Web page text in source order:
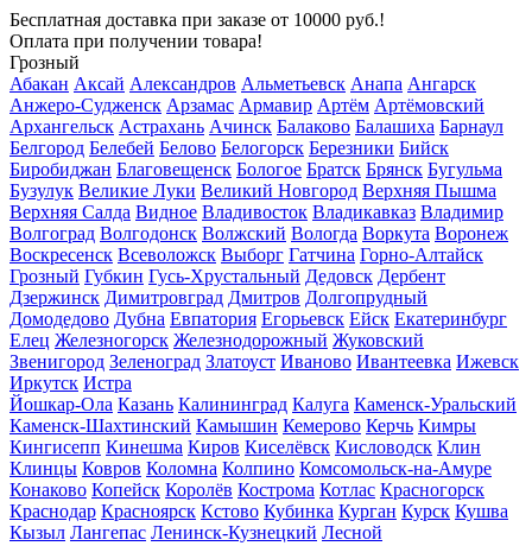
Бесплатная доставка при заказе от 10000 руб.!
Оплата при получении товара!
Грозный
Абакан Аксай Александров Альметьевск Анапа Ангарск
Анжеро-Судженск Арзамас Армавир Артём Артёмовский
Архангельск Астрахань Ачинск Балаково Балашиха Барнаул
Белгород Белебей Белово Белогорск Березники Бийск
Биробиджан Благовещенск Бологое Братск Брянск Бугульма
Бузулук Великие Луки Великий Новгород Верхняя Пышма
Верхняя Салда Видное Владивосток Владикавказ Владимир
Волгоград Волгодонск Волжский Вологда Воркута Воронеж
Воскресенск Всеволожск Выборг Гатчина Горно-Алтайск
Грозный Губкин Гусь-Хрустальный Дедовск Дербент
Дзержинск Димитровград Дмитров Долгопрудный
Домодедово Дубна Евпатория Егорьевск Ейск Екатеринбург
Елец Железногорск Железнодорожный Жуковский
Звенигород Зеленоград Златоуст Иваново Ивантеевка Ижевск
Иркутск Истра
Йошкар-Ола Казань Калининград Калуга Каменск-Уральский
Каменск-Шахтинский Камышин Кемерово Керчь Кимры
Кингисепп Кинешма Киров Киселёвск Кисловодск Клин
Клинцы Ковров Коломна Колпино Комсомольск-на-Амуре
Конаково Копейск Королёв Кострома Котлас Красногорск
Краснодар Красноярск Кстово Кубинка Курган Курск Кушва
Кызыл Лангепас Ленинск-Кузнецкий Лесной